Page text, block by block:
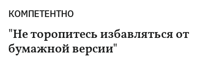
КОМПЕТЕНТНО
"Не торопитесь избавляться от
бумажной версии"